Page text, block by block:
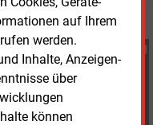
auf Ihrem
werden.
Inhalte, Anzeigen-
über
können
Susanne Harmsen
+49 (0) 151 28207503
s.harmsen@energie-
und-management.de